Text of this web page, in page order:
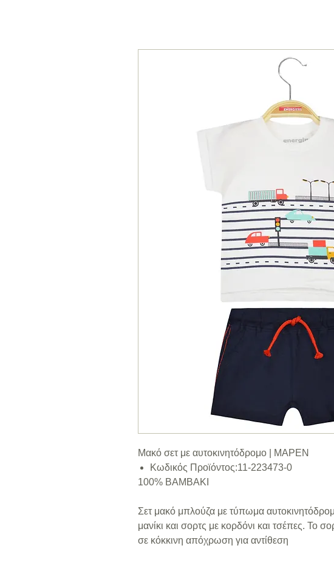
Μακό σετ με αυτοκινητόδρομο | ΜΑΡΕΝ
Κωδικός Προϊόντος:11-223473-0
100% ΒΑΜΒΑΚΙ
Σετ μακό μπλούζα με τύπωμα
μανίκι και σορτς με κορδόνι και τσέπες. Το
σε κόκκινη απόχρωση για αντίθεση